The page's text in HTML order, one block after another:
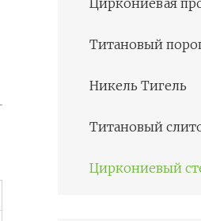
Циркониевая
Титановый
Никель Тигель
Титановый
Циркониевый